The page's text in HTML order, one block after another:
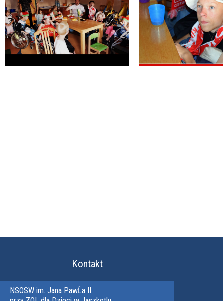
Kontakt
NSOSW im. Jana PawĹa II